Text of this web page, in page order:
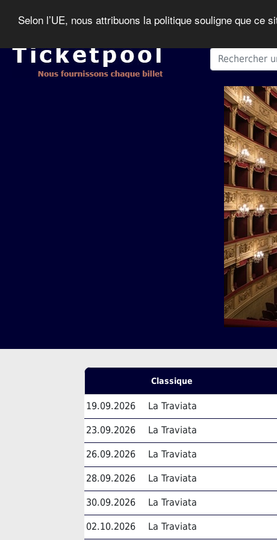
Selon l’UE, nous attribuons la politique souligne que ce
Classique
19.09.2026 La Traviata
23.09.2026 La Traviata
26.09.2026 La Traviata
28.09.2026 La Traviata
30.09.2026 La Traviata
02.10.2026 La Traviata